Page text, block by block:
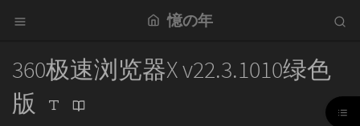
憶の年
360极速浏览器X v22.3.1010绿色
版